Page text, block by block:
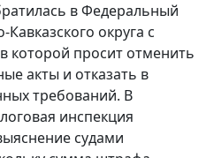
в Федеральный
округа с
которой просит отменить
акты и отказать в
требований. В
инспекция
судами